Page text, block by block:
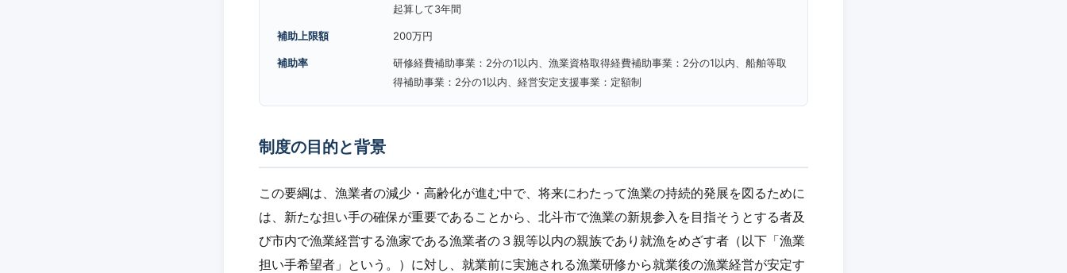
起算して3年間
補助上限額 200万円
補助率
研修経費補助事業：2分の1以内、漁業資格取得経費補助事業：2分の1以内、船舶等取
得補助事業：2分の1以内、経営安定支援事業：定額制
制度の目的と背景
この要綱は、漁業者の減少・高齢化が進む中で、将来にわたって漁業の持続的発展を図るために
は、新たな担い手の確保が重要であることから、北斗市で漁業の新規参入を目指そうとする者及
び市内で漁業経営する漁家である漁業者の３親等以内の親族であり就漁をめざす者（以下「漁業
担い手希望者」という。）に対し、就業前に実施される漁業研修から就業後の漁業経営が安定す